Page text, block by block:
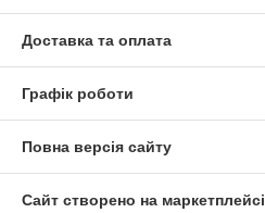
Доставка та оплата
Графік роботи
Повна версія сайту
Сайт створено на маркетплейсі